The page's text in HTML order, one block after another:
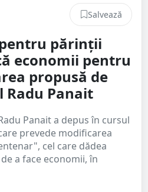
Salvează
părinții
economii pentru
propusă de
Panait
Panait a depus în cursul
prevede modificarea
cel care dădea
a face economii, în